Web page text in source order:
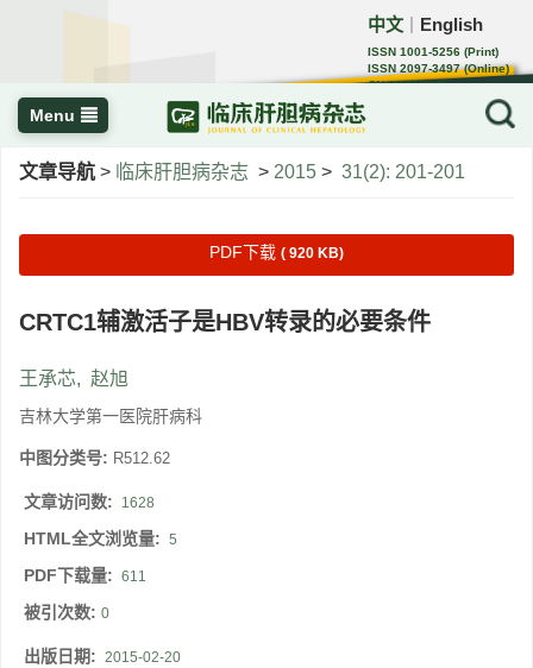
中文 English
ISSN 1001-5256 (Print)
ISSN 2097-3497 (Online)
CN 22-1108/R
Menu
文章导航 > 临床肝胆病杂志 > 2015 > 31(2): 201-201
PDF下载 ( 920 KB)
CRTC1辅激活子是HBV转录的必要条件
王承芯, 赵旭
吉林大学第一医院肝病科
中图分类号: R512.62
文章访问数: 1628
HTML全文浏览量: 5
PDF下载量: 611
被引次数: 0
出版日期: 2015-02-20